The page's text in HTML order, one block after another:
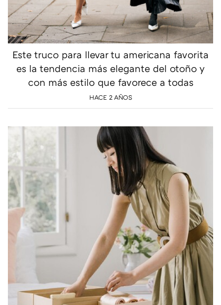
Este truco para llevar tu americana favorita
es la tendencia más elegante del otoño y
con más estilo que favorece a todas
HACE 2 AÑOS